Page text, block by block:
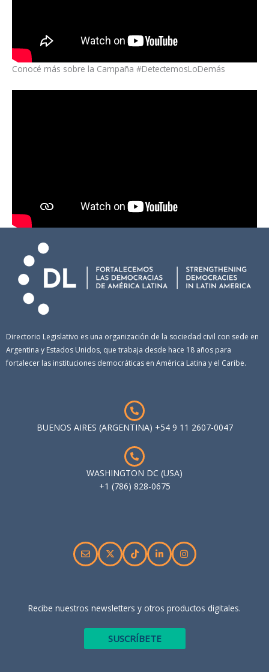
Conocé más sobre la Campaña #DetectemosLoDemás
Directorio Legislativo es una organización de la sociedad civil con sede en
Argentina y Estados Unidos, que trabaja desde hace 18 años para
fortalecer las instituciones democráticas en América Latina y el Caribe.
BUENOS AIRES (ARGENTINA) +54 9 11 2607-0047
WASHINGTON DC (USA)
+1 (786) 828-0675
Recibe nuestros newsletters y otros productos digitales.
SUSCRÍBETE